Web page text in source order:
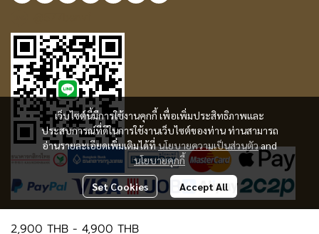
2,900 THB - 4,900 THB
เว็บไซต์นี้มีการใช้งานคุกกี้ เพื่อเพิ่มประสิทธิภาพและ
ประสบการณ์ที่ดีในการใช้งานเว็บไซต์ของท่าน ท่านสามารถ
อ่านรายละเอียดเพิ่มเติมได้ที่นโยบายความเป็นส่วนตัวand
นโยบายคุกกี้
Set Cookies Accept All